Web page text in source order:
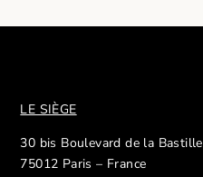
LE SIÈGE
30 bis Boulevard de la Bastille
75012 Paris – France